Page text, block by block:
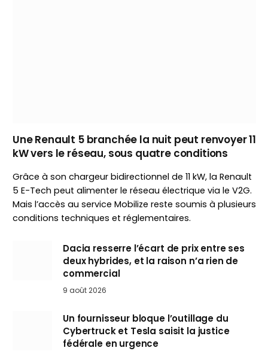
Une Renault 5 branchée la nuit peut renvoyer 11
kW vers le réseau, sous quatre conditions
Grâce à son chargeur bidirectionnel de 11 kW, la Renault
5 E-Tech peut alimenter le réseau électrique via le V2G.
Mais l’accès au service Mobilize reste soumis à plusieurs
conditions techniques et réglementaires.
Dacia resserre l’écart de prix entre ses
deux hybrides, et la raison n’a rien de
commercial
9 août 2026
Un fournisseur bloque l’outillage du
Cybertruck et Tesla saisit la justice
fédérale en urgence